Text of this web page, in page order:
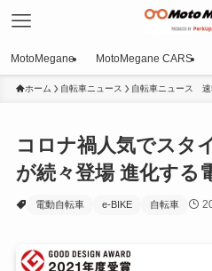
MotoMegane MotoMegane CARS
ホーム 自転車ニュース 自転車ニュース 速
コロナ禍人気でスタ
が続々登場 進化する
電動自転車 e-BIKE 自転車